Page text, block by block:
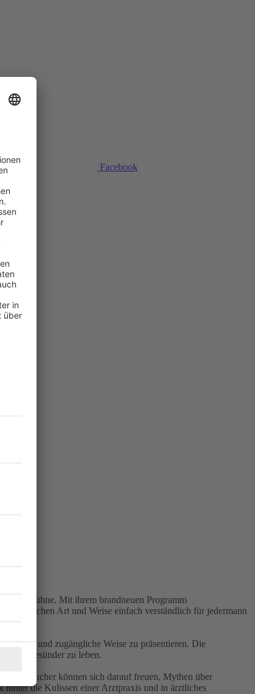
Facebook
die Bühne. Mit ihrem brandneuen Programm
Art und Weise einfach verständlich für jedermann
und zugängliche Weise zu präsentieren. Die
und gesünder zu leben.
Besucher können sich darauf freuen, Mythen über
hinter die Kulissen einer Arztpraxis und in ärztliches